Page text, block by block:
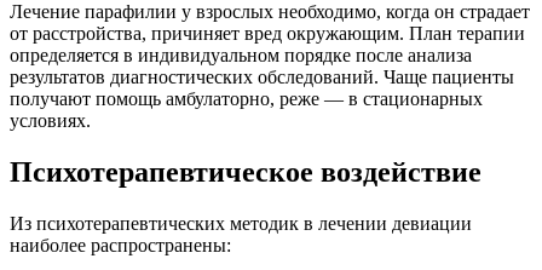
Лечение парафилии у взрослых необходимо, когда он страдает
от расстройства, причиняет вред окружающим. План терапии
определяется в индивидуальном порядке после анализа
результатов диагностических обследований. Чаще пациенты
получают помощь амбулаторно, реже — в стационарных
условиях.
Психотерапевтическое воздействие
Из психотерапевтических методик в лечении девиации
наиболее распространены: